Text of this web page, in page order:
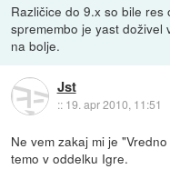
Različice do 9.x so bile
spremembo je yast
na bolje.
Jst
:: 19. apr 2010, 11:51
Ne vem zakaj mi je
temo v oddelku Igre.